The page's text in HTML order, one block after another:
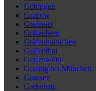
Göttingen
Grabow
Grafenau
Gräfenberg
Gräfenhainichen
Gräfenthal
Grafenwöhr
Grafing bei München
Gransee
Grebenau